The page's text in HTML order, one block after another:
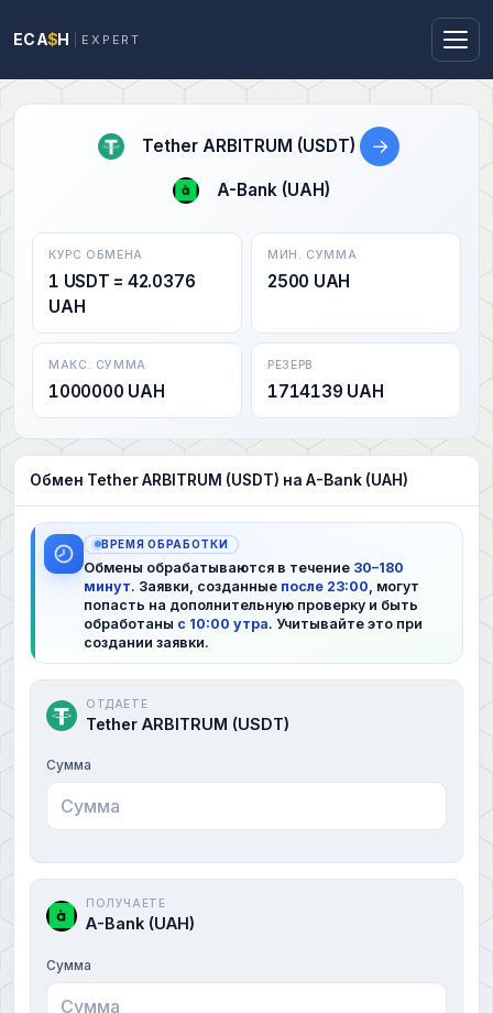
ECA$H EXPERT
Tether ARBITRUM (USDT) →
A-Bank (UAH)
КУРС ОБМЕНА
1 USDT = 42.0376
UAH
МИН. СУММА
2500 UAH
МАКС. СУММА
1000000 UAH
РЕЗЕРВ
1714139 UAH
Обмен Tether ARBITRUM (USDT) на A-Bank (UAH)
ВРЕМЯ ОБРАБОТКИ
Обмены обрабатываются в течение 30–180
минут. Заявки, созданные после 23:00 , могут
попасть на дополнительную проверку и быть
обработаны с 10:00 утра. Учитывайте это при
создании заявки.
ОТДАЕТЕ
Tether ARBITRUM (USDT)
Сумма
ПОЛУЧАЕТЕ
A-Bank (UAH)
Сумма